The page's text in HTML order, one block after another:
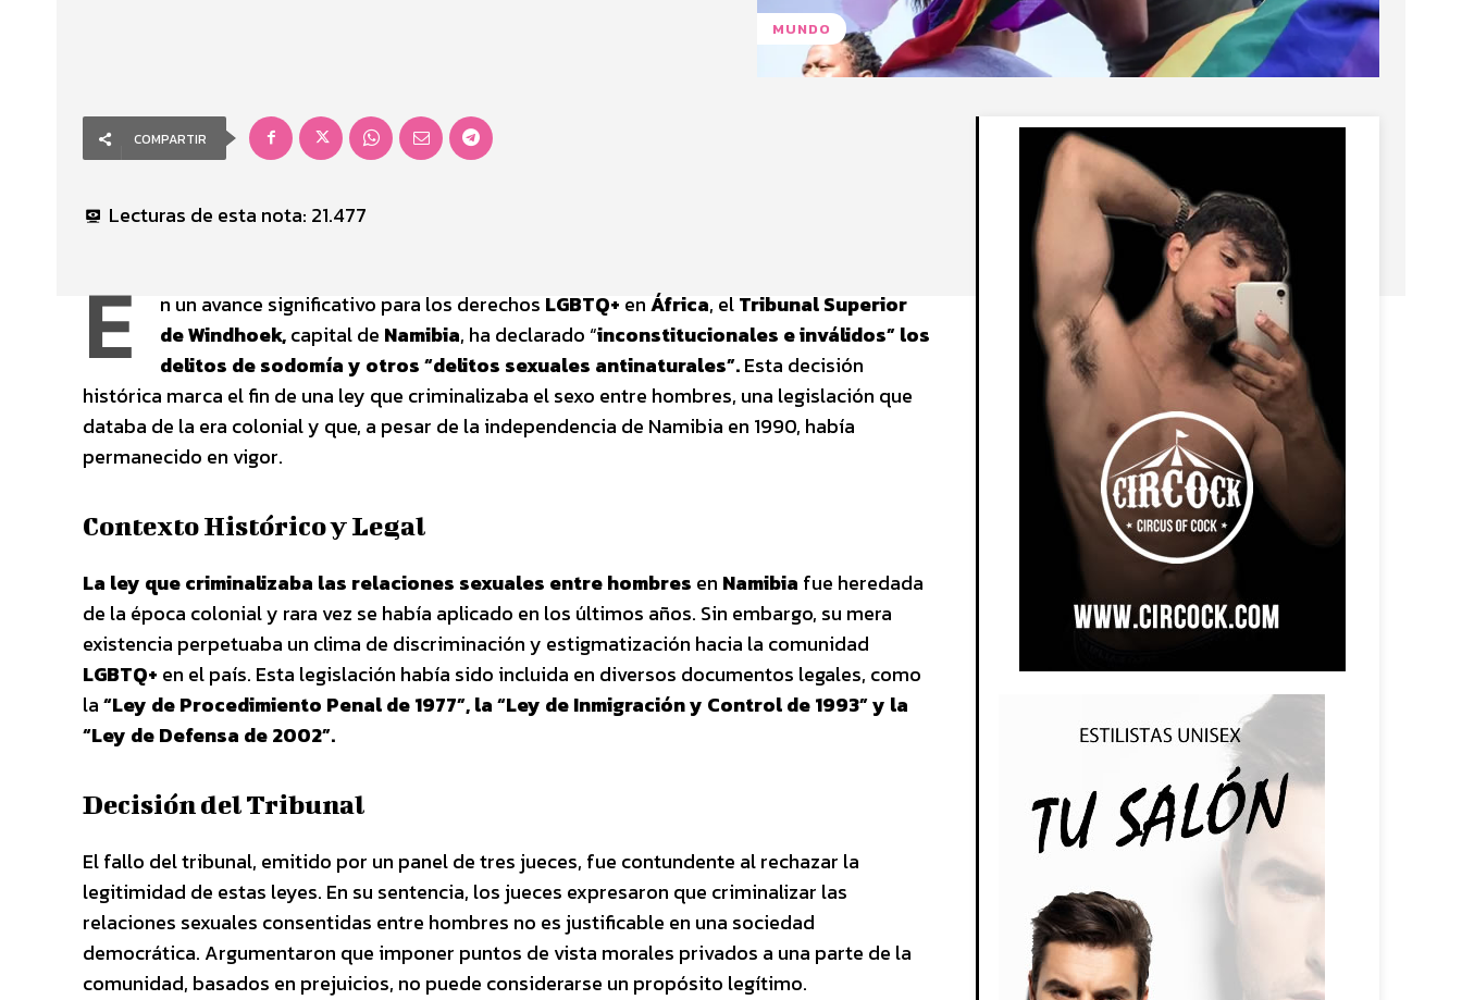
MUNDO
COMPARTIR
Lecturas de esta nota: 21.477
E n un avance significativo para los derechos LGBTQ+ enÁfrica, elTribunal Superior
de Windhoek,capital de Namibia, ha declarado “inconstitucionales e inválidos” los
delitos de sodomía y otros “delitos sexuales antinaturales”.Esta decisión
histórica marca el fin de una ley que criminalizaba el sexo entre hombres, una legislación que
databa de la era colonial y que, a pesar de la independencia de Namibia en 1990, había
permanecido en vigor.
Contexto Histórico y Legal
La ley que criminalizaba las relaciones sexuales entre hombres en Namibia fue heredada
de la época colonial y rara vez se había aplicado en los últimos años. Sin embargo, su mera
existencia perpetuaba un clima de discriminación y estigmatización hacia la comunidad
LGBTQ+ en el país. Esta legislación había sido incluida en diversos documentos legales, como
la“Ley de Procedimiento Penal de 1977”, la “Ley de Inmigración y Control de 1993” y la
“Ley de Defensa de 2002”.
Decisión del Tribunal
El fallo del tribunal, emitido por un panel de tres jueces, fue contundente al rechazar la
legitimidad de estas leyes. En su sentencia, los jueces expresaron que criminalizar las
relaciones sexuales consentidas entre hombres no es justificable en una sociedad
democrática. Argumentaron que imponer puntos de vista morales privados a una parte de la
comunidad, basados en prejuicios, no puede considerarse un propósito legítimo.